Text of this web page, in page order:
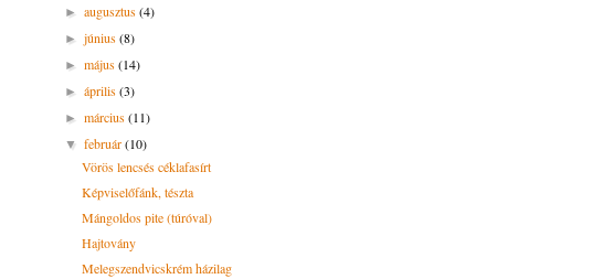
►augusztus(4)
►június(8)
►május(14)
►április(3)
►március(11)
▼február(10)
Vörös lencsés céklafasírt
Képviselőfánk, tészta
Mángoldos pite (túróval)
Hajtovány
Melegszendvicskrém házilag